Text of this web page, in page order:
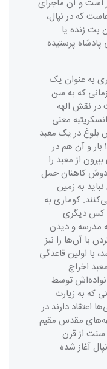
است و آن ماجرای
که در نپال،
بت زنده یا
پرستیده
به عنوان یک
زمانی که به سن
در نقش الهه
معنی
بلوغ در یک معبد
حبس می‌شود و در طول سال تنها ۱۳ بار و آن هم در
از معبد را
دوش کاهنان حمل
به زمین
کوماری به
کس دیگری
مدرسه و دیدن
با آن‌ها را نیز
با اولین قاعدگی
اخراج
توسط
که به زیارت
اعتقاد دارند در
مقدس مقیم
سنت از قرن
آغاز شده